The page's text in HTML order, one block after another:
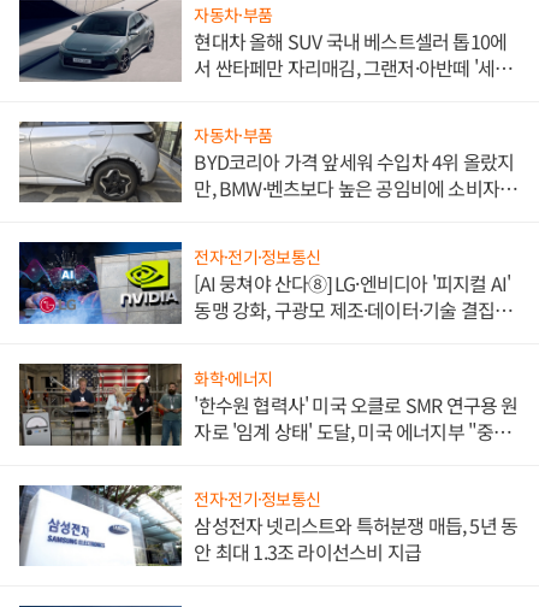
자동차·부품
현대차 올해 SUV 국내 베스트셀러 톱10에
서 싼타페만 자리매김, 그랜저·아반떼 '세단
자동차·부품
BYD코리아 가격 앞세워 수입차 4위 올랐지
만, BMW·벤츠보다 높은 공임비에 소비자
전자·전기·정보통신
[AI 뭉쳐야 산다⑧] LG·엔비디아 '피지컬 AI'
동맹 강화, 구광모 제조·데이터·기술 결집
화학·에너지
'한수원 협력사' 미국 오클로 SMR 연구용 원
자로 '임계 상태' 도달, 미국 에너지부 "중요
전자·전기·정보통신
삼성전자 넷리스트와 특허분쟁 매듭, 5년 동
안 최대 1.3조 라이선스비 지급